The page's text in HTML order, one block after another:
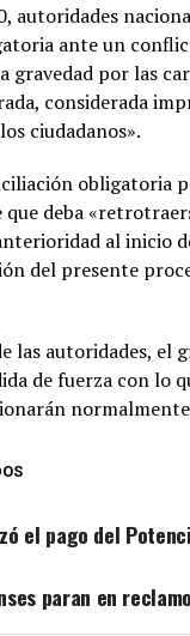
autoridades
ante un
gravedad por las
considerada
ciudadanos».
obligatoria
que deba
al inicio
del presente
las autoridades, el
de fuerza con lo
el pago del
paran en